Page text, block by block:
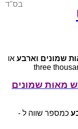
בס"ד
שמונים וארבע או
מאות שמונים
כמספר שווה ל -